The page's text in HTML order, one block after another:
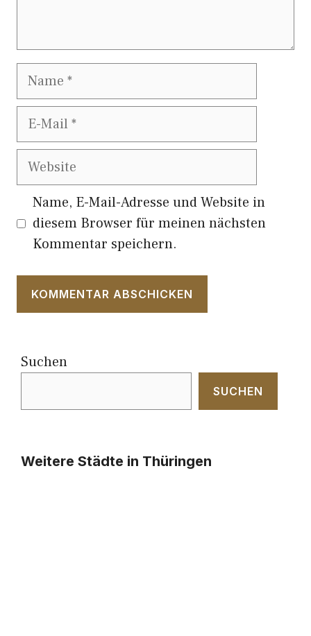
Name
E-
Website
Name, E-Mail-Adresse und Website in
diesem Browser für meinen nächsten
Kommentar speichern.
Suchen
SUCHEN
Weitere Städte in Thüringen